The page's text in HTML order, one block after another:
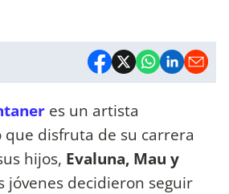
es un artista
que disfruta de su carrera
hijos, Evaluna, Mau y
jóvenes decidieron seguir